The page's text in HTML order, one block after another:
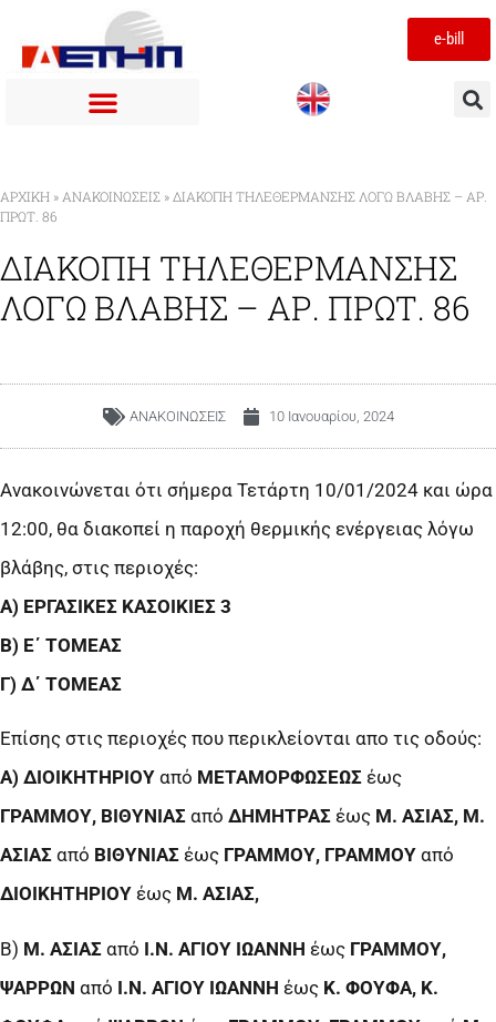
e-bill
ΑΡΧΙΚΉ » ΑΝΑΚΟΙΝΩΣΕΙΣ »ΔΙΑΚΟΠΗ ΤΗΛΕΘΕΡΜΑΝΣΗΣ ΛΟΓΩ ΒΛΑΒΗΣ – ΑΡ.
ΠΡΩΤ. 86
ΔΙΑΚΟΠΗ ΤΗΛΕΘΕΡΜΑΝΣΗΣ
ΛΟΓΩ ΒΛΑΒΗΣ – ΑΡ. ΠΡΩΤ. 86
ΑΝΑΚΟΙΝΩΣΕΙΣ 10 Ιανουαρίου, 2024
Ανακοινώνεται ότι σήμερα Τετάρτη 10/01/2024 και ώρα
12:00, θα διακοπεί η παροχή θερμικής ενέργειας λόγω
βλάβης, στις περιοχές:
Α) ΕΡΓΑΣΙΚΕΣ ΚΑΣΟΙΚΙΕΣ 3
Β) Ε΄ ΤΟΜΕΑΣ
Γ) Δ΄ ΤΟΜΕΑΣ
Επίσης στις περιοχές που περικλείονται απο τις οδούς:
Α) ΔΙΟΙΚΗΤΗΡΙΟΥ από ΜΕΤΑΜΟΡΦΩΣΕΩΣ έως
ΓΡΑΜΜΟΥ, ΒΙΘΥΝΙΑΣ από ΔΗΜΗΤΡΑΣ έως Μ. ΑΣΙΑΣ, Μ.
ΑΣΙΑΣ από ΒΙΘΥΝΙΑΣ έως ΓΡΑΜΜΟΥ, ΓΡΑΜΜΟΥ από
ΔΙΟΙΚΗΤΗΡΙΟΥ έως Μ. ΑΣΙΑΣ,
Β) Μ. ΑΣΙΑΣ από Ι.Ν. ΑΓΙΟΥ ΙΩΑΝΝΗ έως ΓΡΑΜΜΟΥ,
ΨΑΡΡΩΝ από Ι.Ν. ΑΓΙΟΥ ΙΩΑΝΝΗ έως Κ. ΦΟΥΦΑ, Κ.